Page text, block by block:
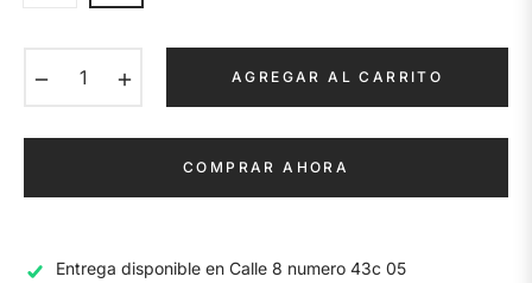
AGREGAR AL CARRITO
COMPRAR AHORA
Entrega disponible enCalle 8 numero 43c 05